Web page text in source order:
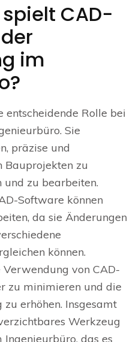
CAD-
im
entscheidende Rolle bei
Sie
präzise und
zu
und zu bearbeiten.
Software können
da sie Änderungen
können.
von CAD-
zu minimieren und die
erhöhen. Insgesamt
Werkzeug
das es